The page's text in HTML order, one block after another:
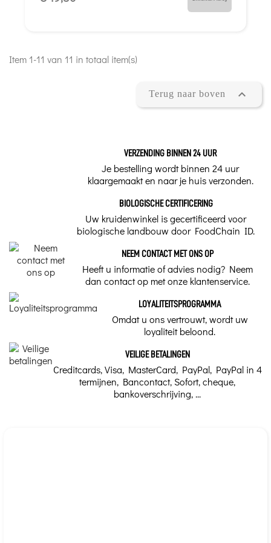
Item 1-11 van 11 in totaal item(s)
Terug naar boven 
VERZENDING BINNEN 24 UUR
Je bestelling wordt binnen 24 uur
klaargemaakt en naar je huis verzonden.
BIOLOGISCHE CERTIFICERING
Uw kruidenwinkel is gecertificeerd voor
biologische landbouw door FoodChain ID.
NEEM CONTACT MET ONS OP
Heeft u informatie of advies nodig? Neem
dan contact op met onze klantenservice.
LOYALITEITSPROGRAMMA
Omdat u ons vertrouwt, wordt uw
loyaliteit beloond.
VEILIGE BETALINGEN
Creditcards, Visa, MasterCard, PayPal, PayPal in 4
termijnen, Bancontact, Sofort, cheque,
bankoverschrijving, ...